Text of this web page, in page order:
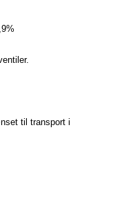
til transport i